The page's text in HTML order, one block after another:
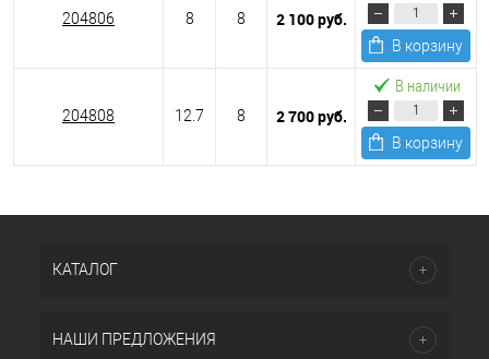
204806 8 8 2 100 руб.
В корзину
204808 12.7 8 2 700 руб.
В наличии
В корзину
КАТАЛОГ
НАШИ ПРЕДЛОЖЕНИЯ